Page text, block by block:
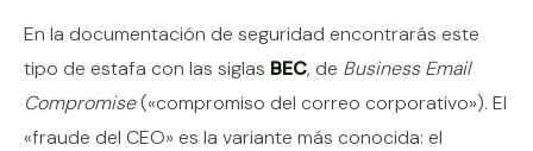
En la documentación de seguridad encontrarás este
tipo de estafa con las siglas BEC, de Business Email
Compromise(«compromiso del correo corporativo»). El
«fraude del CEO» es la variante más conocida: el